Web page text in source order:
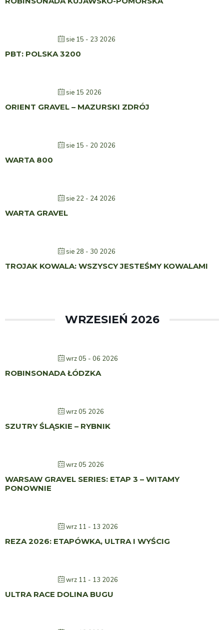
sie 15 - 23 2026
PBT: POLSKA 3200
sie 15 2026
ORIENT GRAVEL – MAZURSKI ZDRÓJ
sie 15 - 20 2026
WARTA 800
sie 22 - 24 2026
WARTA GRAVEL
sie 28 - 30 2026
TROJAK KOWALA: WSZYSCY JESTEŚMY KOWALAMI
WRZESIEŃ 2026
wrz 05 - 06 2026
ROBINSONADA ŁÓDZKA
wrz 05 2026
SZUTRY ŚLĄSKIE – RYBNIK
wrz 05 2026
WARSAW GRAVEL SERIES: ETAP 3 – WITAMY
PONOWNIE
wrz 11 - 13 2026
REZA 2026: ETAPÓWKA, ULTRA I WYŚCIG
wrz 11 - 13 2026
ULTRA RACE DOLINA BUGU